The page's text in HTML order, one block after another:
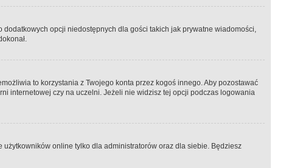
opcji niedostępnych dla gości takich jak prywatne wiadomości,
to korzystania z Twojego konta przez kogoś innego. Aby pozostawać
internetowej czy na uczelni. Jeżeli nie widzisz tej opcji podczas logowania
użytkowników online tylko dla administratorów oraz dla siebie. Będziesz